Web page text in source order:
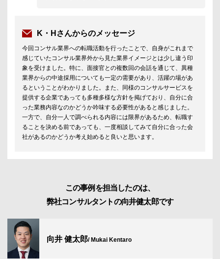
K・Hさんからのメッセージ
今回コンサル業界への転職活動を行ったことで、自身がこれまで
感じていたコンサル業界外から見た業界イメージとは少し違う印
象を受けました。特に、面接官との複数回の会話を通じて、異種
業界からの中途採用についても一定の需要があり、活躍の場があ
るということがわかりました。また、同様のコンサルサービスを
提供する企業であっても多種多様な方針を掲げており、自分に合
った業務内容なのかどうか吟味する必要性があると感じました。
一方で、自分一人で調べられる内容には限界があるため、転職す
ることを決める前であっても、一度相談してみて自分に合った会
社があるのかどうか考え始めると良いと思います。
この事例を担当したのは、
弊社コンサルタントの向井健太郎です
向井 健太郎/ Mukai Kentaro